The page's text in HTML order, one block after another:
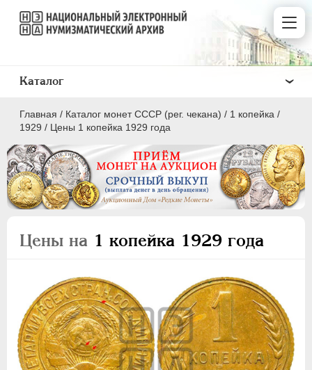
Главная / Каталог монет СССР (рег. чекана) / 1 копейка /
1929 / Цены 1 копейка 1929 года
Цены на 1 копейка 1929 года
Каталог
ПОЛКОПЕЙКИ
2 КОПЕЙКИ
5 КОПЕЕК
10 КОПЕЕК
15 КОПЕЕК
20 КОПЕЕК
50 КОПЕЕК